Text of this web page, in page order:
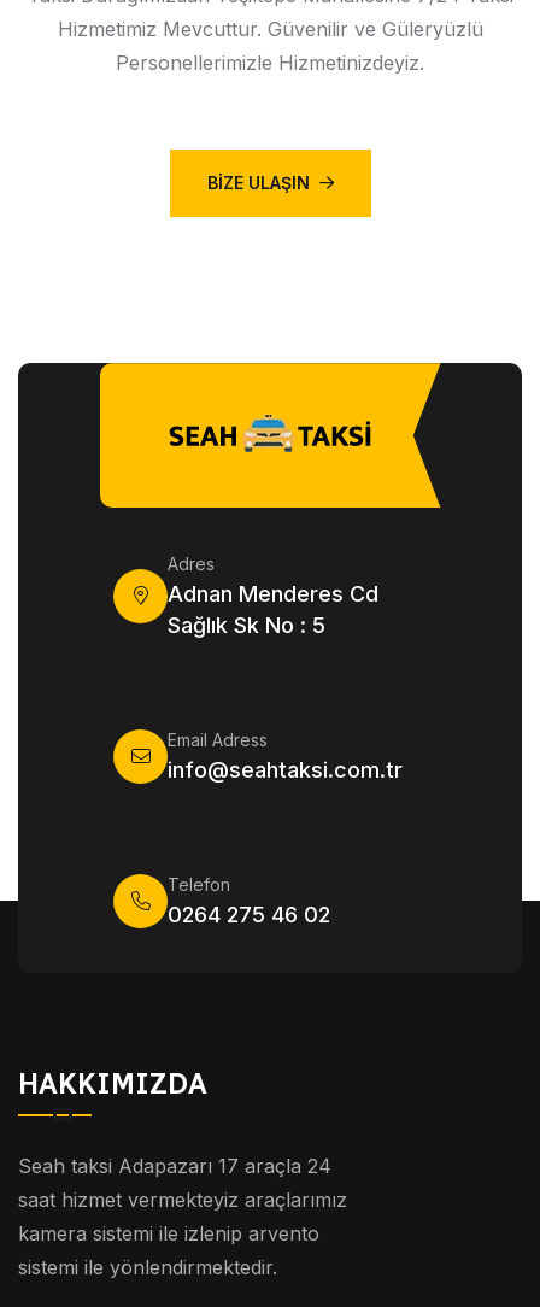
Hizmetimiz Mevcuttur. Güvenilir ve Güleryüzlü
Personellerimizle Hizmetinizdeyiz.
BIZE ULAŞIN
Adres
Adnan Menderes Cd
Sağlık Sk No : 5
Email Adress
info@seahtaksi.com.tr
Telefon
0264 275 46 02
HAKKIMIZDA
Seah taksi Adapazarı 17 araçla 24
saat hizmet vermekteyiz araçlarımız
kamera sistemi ile izlenip arvento
sistemi ile yönlendirmektedir.